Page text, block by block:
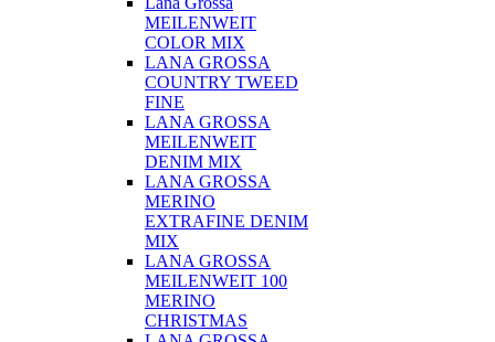
MEILENWEIT
COLOR MIX
LANA GROSSA
COUNTRY TWEED
FINE
LANA GROSSA
MEILENWEIT
DENIM MIX
LANA GROSSA
MERINO
EXTRAFINE DENIM
MIX
LANA GROSSA
MEILENWEIT 100
MERINO
CHRISTMAS